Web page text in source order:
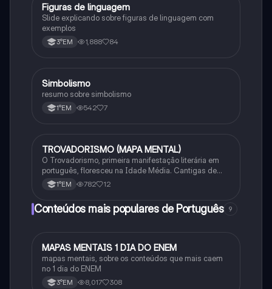
Português
Figuras de linguagem
Slide explicando sobre figuras de linguagem com
exemplos
3°EM 1,888 84
Português
Simbolismo
resumo sobre simbolismo
1°EM 542 7
Português
TROVADORISMO (MAPA MENTAL)
O Trovadorismo, primeira manifestação literária em
português, floresceu na Idade Média. Cantigas de
amor, amigo, escárnio e maldizer eram compostas por
trovadores e jograis, com temas feudais e religiosos.
1°EM 782 12
Conteúdos mais populares de Português 9
Português
MAPAS MENTAIS 1 DIA DO ENEM
mapas mentais, sobre os conteúdos que mais caem
no 1 dia do ENEM
3°EM 8,017 308